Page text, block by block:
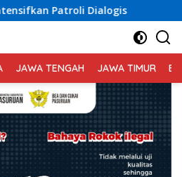
Melalaui Patroli
JAWA TENGAH JAWA TIMUR